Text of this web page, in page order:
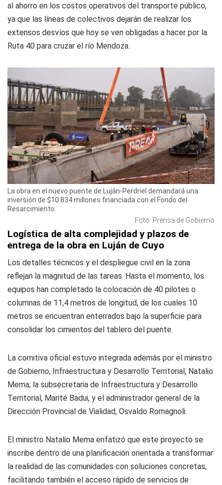
al ahorro en los costos operativos del transporte público,
ya que las líneas de colectivos dejarán de realizar los
extensos desvíos que hoy se ven obligadas a hacer por la
Ruta 40 para cruzar el río Mendoza.
La obra en el nuevo puente de Luján-Perdriel demandará una
inversión de $10.834 millones financiada con el Fondo del
Resarcimiento.
Foto: Prensa de Gobierno
Logística de alta complejidad y plazos de
entrega de la obra en Luján de Cuyo
Los detalles técnicos y el despliegue civil en la zona
reflejan la magnitud de las tareas. Hasta el momento, los
equipos han completado la colocación de 40 pilotes o
columnas de 11,4 metros de longitud, de los cuales 10
metros se encuentran enterrados bajo la superficie para
consolidar los cimientos del tablero del puente.
La comitiva oficial estuvo integrada además por el ministro
de Gobierno, Infraestructura y Desarrollo Territorial, Natalio
Mema; la subsecretaria de Infraestructura y Desarrollo
Territorial, Marité Badui, y el administrador general de la
Dirección Provincial de Vialidad, Osvaldo Romagnoli.
El ministro Natalio Mema enfatizó que este proyecto se
inscribe dentro de una planificación orientada a transformar
la realidad de las comunidades con soluciones concretas,
facilitando también el acceso rápido de servicios de